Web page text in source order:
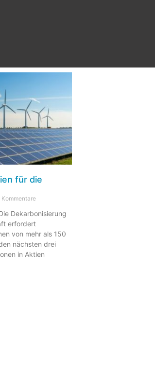
für die
Kommentare
Dekarbonisierung
erfordert
von mehr als 150
nächsten drei
in Aktien